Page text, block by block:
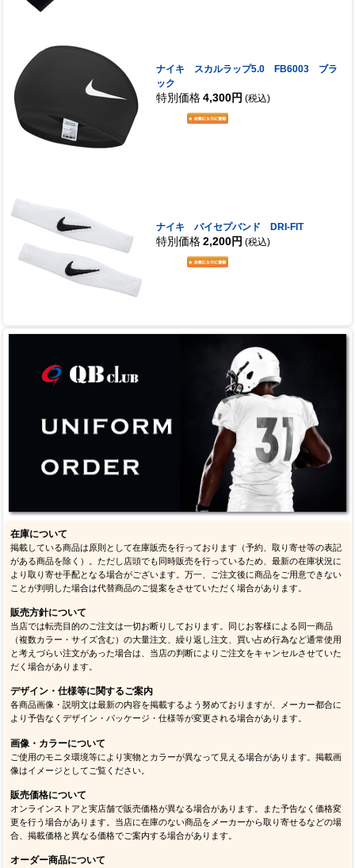
ナイキ スカルラップ5.0 FB6003 ブラ
ック
特別価格 4,300円 (税込)
ナイキ バイセプバンド DRI-FIT
特別価格 2,200円 (税込)
在庫について
掲載している商品は原則として在庫販売を行っております（予約、取り寄せ等の表記
がある商品を除く）。ただし店頭でも同時販売を行っているため、最新の在庫状況に
より取り寄せ手配となる場合がございます。万一、ご注文後に商品をご用意できない
ことが判明した場合は代替商品のご提案をさせていただく場合があります。
販売方針について
当店では転売目的のご注文は一切お断りしております。同じお客様による同一商品
（複数カラー・サイズ含む）の大量注文、繰り返し注文、買い占め行為など通常使用
と考えづらい注文があった場合は、当店の判断によりご注文をキャンセルさせていた
だく場合があります。
デザイン・仕様等に関するご案内
各商品画像・説明文は最新の内容を掲載するよう努めておりますが、メーカー都合に
より予告なくデザイン・パッケージ・仕様等が変更される場合があります。
画像・カラーについて
ご使用のモニタ環境等により実物とカラーが異なって見える場合があります。掲載画
像はイメージとしてご覧ください。
販売価格について
オンラインストアと実店舗で販売価格が異なる場合があります。また予告なく価格変
更を行う場合があります。当店に在庫のない商品をメーカーから取り寄せるなどの場
合、掲載価格と異なる価格でご案内する場合があります。
オーダー商品について